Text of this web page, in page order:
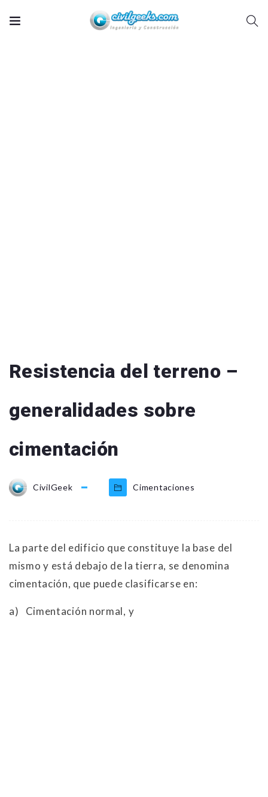
Resistencia del terreno –
generalidades sobre
cimentación
CivilGeek Cimentaciones
La parte del edificio que constituye la base del
mismo y está debajo de la tierra, se denomina
cimentación, que puede clasificarse en:
a) Cimentación normal, y